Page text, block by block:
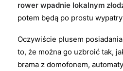
rower wpadnie lokalnym
potem będą po prostu
Oczywiście plusem
to, że można go uzbroić tak,
brama z domofonem,